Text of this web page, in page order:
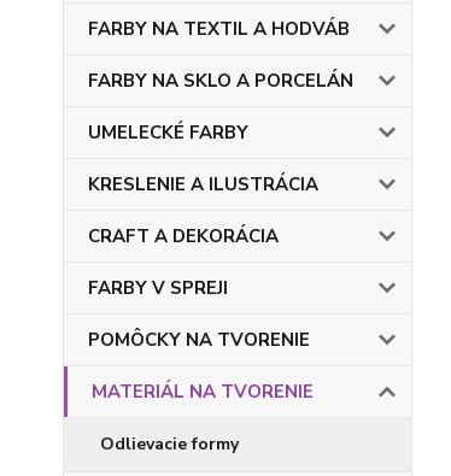
FARBY NA TEXTIL A HODVÁB
FARBY NA SKLO A PORCELÁN
UMELECKÉ FARBY
KRESLENIE A ILUSTRÁCIA
CRAFT A DEKORÁCIA
FARBY V SPREJI
POMÔCKY NA TVORENIE
MATERIÁL NA TVORENIE
Odlievacie formy